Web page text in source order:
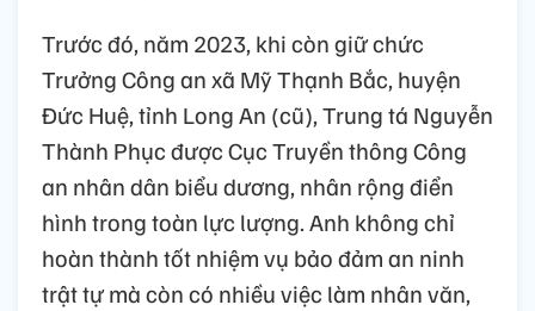
Trước đó, năm 2023, khi còn giữ chức
Trưởng Công an xã Mỹ Thạnh Bắc, huyện
Đức Huệ, tỉnh Long An (cũ), Trung tá Nguyễn
Thành Phục được Cục Truyền thông Công
an nhân dân biểu dương, nhân rộng điển
hình trong toàn lực lượng. Anh không chỉ
hoàn thành tốt nhiệm vụ bảo đảm an ninh
trật tự mà còn có nhiều việc làm nhân văn,